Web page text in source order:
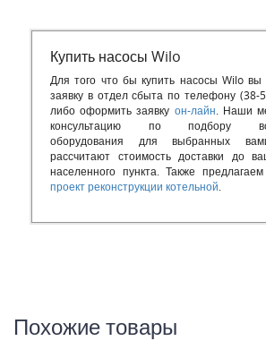
Купить насосы Wilo
Для того что бы купить насосы Wilo вы
заявку в отдел сбыта по телефону (38-
либо оформить заявку он-лайн. Наши
консультацию по подбору
оборудования для выбранных
рассчитают стоимость доставки до
населенного пункта. Также
проект реконструкции котельной.
Похожие товары